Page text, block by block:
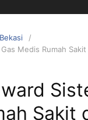
Bekasi
Medis Rumah
Sakit